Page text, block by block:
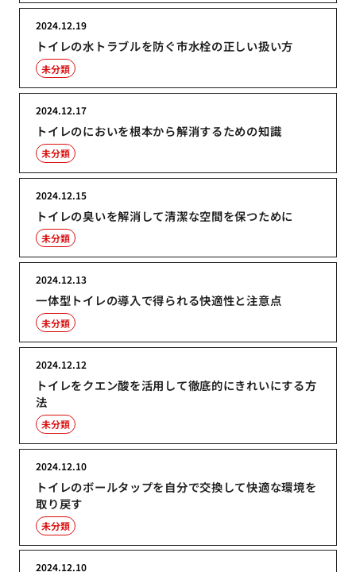
トイレの水トラブルを防ぐ市水栓の正しい扱い方
2024.12.19
未分類
トイレのにおいを根本から解消するための知識
2024.12.17
未分類
トイレの臭いを解消して清潔な空間を保つために
2024.12.15
未分類
一体型トイレの導入で得られる快適性と注意点
2024.12.13
未分類
トイレをクエン酸を活用して徹底的にきれいにする方
法
2024.12.12
未分類
トイレのボールタップを自分で交換して快適な環境を
取り戻す
2024.12.10
未分類
2024.12.10